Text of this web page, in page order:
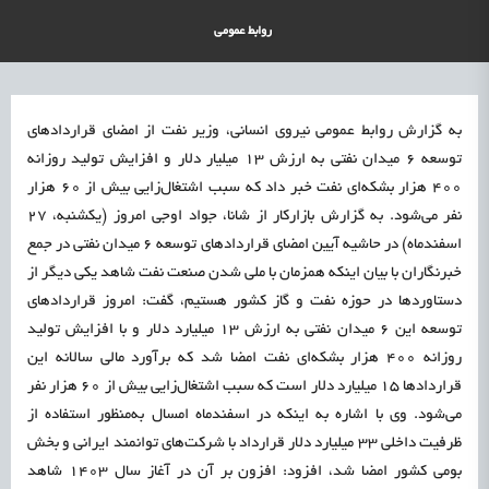
رسیدن مجوز ایجاد «سندباکس» به نهادهای توسعه‌ای و صنفی
روابط عمومی
به گزارش روابط عمومی نیروی انسانی، وزیر نفت از امضای قراردادهای
توسعه ۶ میدان‌ نفتی به ارزش ۱۳ میلیار دلار و افزایش تولید روزانه
۴۰۰ هزار بشکه‌ای نفت خبر داد که سبب اشتغال‌زایی بیش از ۶۰ هزار
نفر می‌شود. به گزارش بازارکار از شانا، جواد اوجی امروز (یکشنبه، ۲۷
اسفندماه) در حاشیه آیین امضای قراردادهای توسعه ۶ میدان نفتی در جمع
خبرنگاران با بیان اینکه همزمان با ملی شدن صنعت نفت شاهد یکی دیگر از
دستاوردها در حوزه نفت و گاز کشور هستیم، گفت: امروز قراردادهای
توسعه این ۶ میدان نفتی به ارزش ۱۳ میلیارد دلار و با افزایش تولید
روزانه ۴۰۰ هزار بشکه‌ای نفت امضا شد که برآورد مالی سالانه این
قراردادها ۱۵ میلیارد دلار است که سبب اشتغال‌زایی بیش از ۶۰ هزار نفر
می‌شود. وی با اشاره به اینکه در اسفندماه امسال به‌منظور استفاده از
ظرفیت داخلی ۳۳ میلیارد دلار قرارداد با شرکت‌های توانمند ایرانی و بخش
بومی کشور امضا شد، افزود: افزون بر آن در آغاز سال ۱۴۰۳ شاهد